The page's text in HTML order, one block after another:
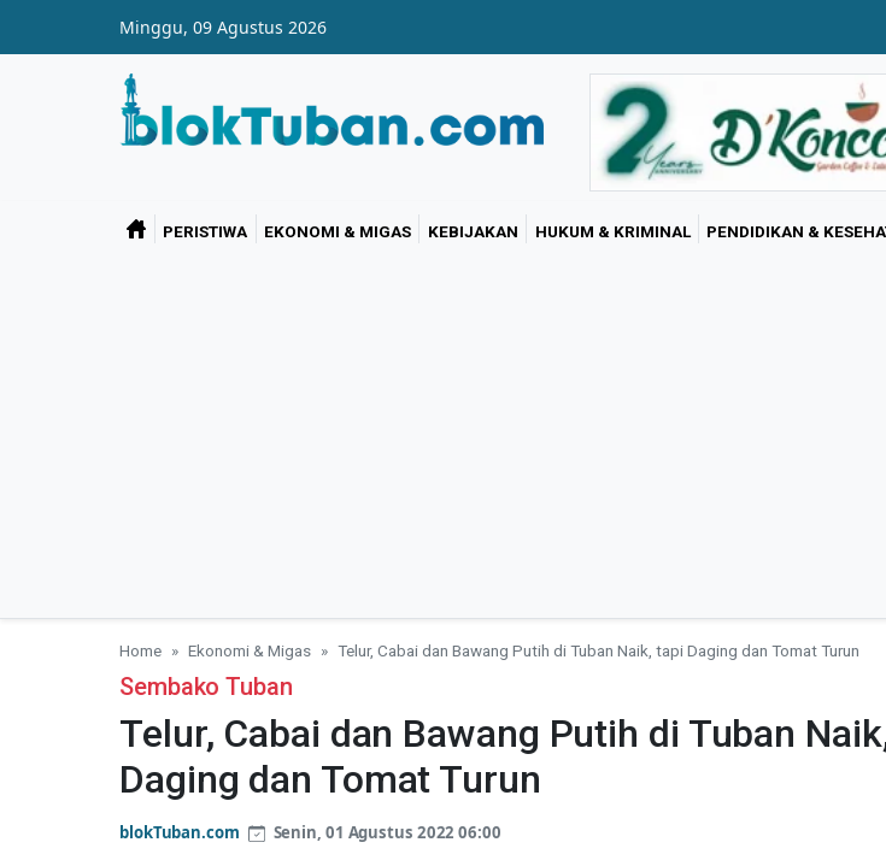
Minggu, 09 Agustus 2026
PERISTIWA EKONOMI & MIGAS KEBIJAKAN HUKUM & KRIMINAL PENDIDIKAN &
Home Ekonomi & Migas Telur, Cabai dan Bawang Putih di Tuban Naik, tapi Daging dan Tomat Turun
Sembako Tuban
Telur, Cabai dan Bawang Putih di Tuban
Daging dan Tomat Turun
blokTuban.com Senin, 01 Agustus 2022 06:00